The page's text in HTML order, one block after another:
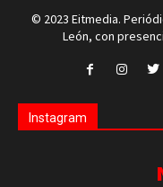
© 2023 Eitmedia.
León, con
Instagram